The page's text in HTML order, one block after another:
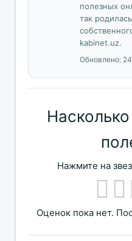
полезных
так
kabinet.uz.
Обновлено:
Нажмите на
Оценок пока нет.